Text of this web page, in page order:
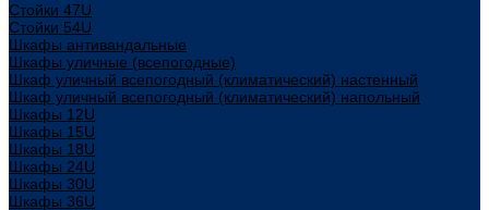
Стойки 47U
Стойки 54U
Шкафы антивандальные
Шкафы уличные (всепогодные)
Шкаф уличный всепогодный (климатический) настенный
Шкаф уличный всепогодный (климатический) напольный
Шкафы 12U
Шкафы 15U
Шкафы 18U
Шкафы 24U
Шкафы 30U
Шкафы 36U